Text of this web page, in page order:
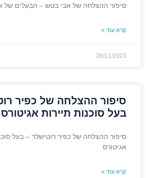
סיפור ההצלחה של אבי בטש – הבעלים של
קרא עוד »
28/11/2023
סיפור ההצלחה של כפיר
בעל סוכנות תיירות אגיטורס
סיפור ההצלחה של כפיר רוטישלד – בעל
אגיטורס
קרא עוד »